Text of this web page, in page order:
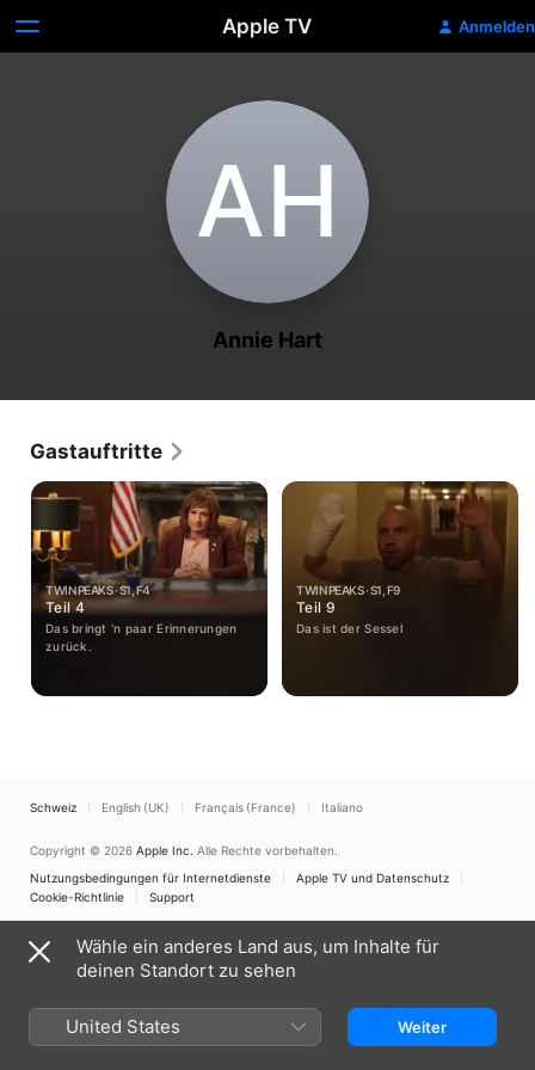
Apple TV Anmelden
A‌H
Annie Hart
Gastauftritte
TWIN PEAKS · S1, F4
Teil 4
Das bringt ‘n paar Erinnerungen
zurück.
TWIN PEAKS · S1, F9
Teil 9
Das ist der Sessel
Schweiz English (UK) Français (France) Italiano
Copyright © 2026 Apple Inc. Alle Rechte vorbehalten.
Nutzungsbedingungen für Internetdienste
Apple TV und Datenschutz
Cookie-Richtlinie
Support
Wähle ein anderes Land aus, um Inhalte für
deinen Standort zu sehen
United States Weiter